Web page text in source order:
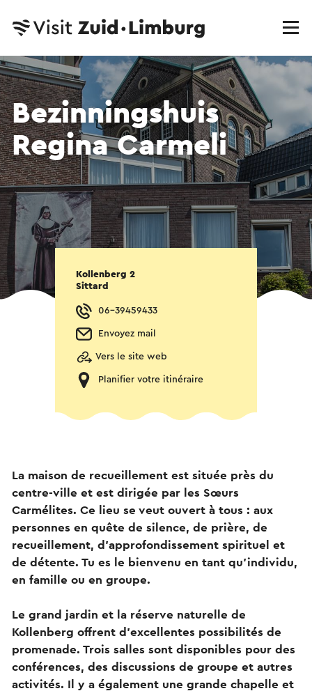
Bezinningshuis
Regina Carmeli
Kollenberg 2
Sittard
06-39459433
Envoyez mail
Vers le site web
Planifier votre itinéraire
La maison de recueillement est située près du
centre-ville et est dirigée par les Sœurs
Carmélites. Ce lieu se veut ouvert à tous : aux
personnes en quête de silence, de prière, de
recueillement, d’approfondissement spirituel et
de détente. Tu es le bienvenu en tant qu’individu,
en famille ou en groupe.
Le grand jardin et la réserve naturelle de
Kollenberg offrent d’excellentes possibilités de
promenade. Trois salles sont disponibles pour des
conférences, des discussions de groupe et autres
activités. Il y a également une grande chapelle et